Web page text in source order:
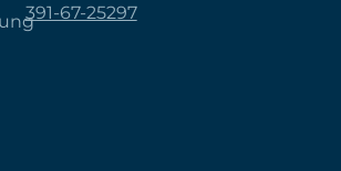
391-67-25297